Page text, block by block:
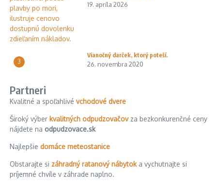
19. apríla 2026
3
Vianočný darček, ktorý poteší.
26. novembra 2020
Partneri
Kvalitné a spoľahlivé vchodové dvere
Široký výber kvalitných odpudzovačovza bezkonkurenčné ceny
nájdete na odpudzovace.sk
Najlepšie domáce meteostanice
Obstarajte si záhradný ratanový nábytoka vychutnajte si
príjemné chvíle v záhrade naplno.